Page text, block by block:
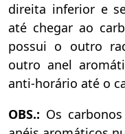
direita inferior e
até chegar ao
possui o outro
outro anel
anti-horário até o
OBS.: Os